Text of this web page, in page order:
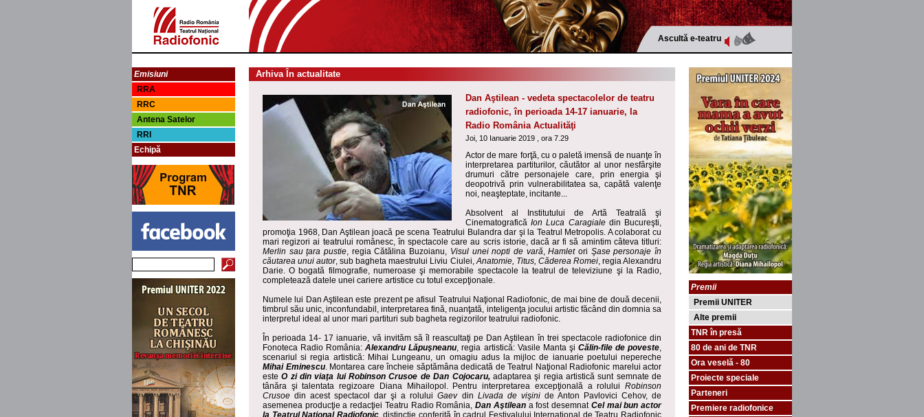
Ascultă e-teatru
Emisiuni
RRA
RRC
Antena Satelor
RRI
Echipă
Arhiva În actualitate
Dan Aştilean - vedeta spectacolelor de teatru
radiofonic, în perioada 14-17 ianuarie, la
Radio România Actualităţi
Joi, 10 Ianuarie 2019 , ora 7.29
Actor de mare forţă, cu o paletă imensă de nuanţe în
interpretarea partiturilor, căutător al unor nesfârşite
drumuri către personajele care, prin energia şi
deopotrivă prin vulnerabilitatea sa, capătă valenţe
noi, neaşteptate, incitante...
Absolvent al Institutului de Artă Teatrală şi
CinematograficăIon Luca Caragiale din Bucureşti,
promoţia 1968, Dan Aştilean joacă pe scena Teatrului Bulandra dar şi la Teatrul Metropolis. A colaborat cu
mari regizori ai teatrului românesc, în spectacole care au scris istorie, dacă ar fi să amintim câteva titluri:
Merlin sau ţara pustie, regia Cătălina Buzoianu, Visul unei nopti de vară,Hamlet ori Şase personaje în
căutarea unui autor, sub bagheta maestrului Liviu Ciulei,Anatomie, Titus, Căderea Romei, regia Alexandru
Darie. O bogată filmografie, numeroase şi memorabile spectacole la teatrul de televiziune şi la Radio,
completează datele unei cariere artistice cu totul excepţionale.
Numele lui Dan Aştilean este prezent pe afisul Teatrului Naţional Radiofonic, de mai bine de două decenii,
timbrul său unic, inconfundabil, interpretarea fină, nuanţată, inteligenţa jocului artistic făcând din domnia sa
interpretul ideal al unor mari partituri sub bagheta regizorilor teatrului radiofonic.
În perioada 14- 17 ianuarie, vă invităm să îl reascultaţi pe Dan Aştilean în trei spectacole radiofonice din
Fonoteca Radio România:Alexandru Lăpuşneanu, regia artistică: Vasile Manta şi Călin-file de poveste,
scenariul si regia artistică: Mihai Lungeanu, un omagiu adus la mijloc de ianuarie poetului nepereche
Mihai Eminescu. Montarea care încheie săptămâna dedicată de Teatrul Naţional Radiofonic marelui actor
esteO zi din viaţa lui Robinson Crusoe de Dan Cojocaru,adaptarea şi regia artistică sunt semnate de
tânăra şi talentata regizoare Diana Mihailopol. Pentru interpretarea excepţională a rolului Robinson
Crusoe din acest spectacol dar şi a roluluiGaevdin Livada de vişinide Anton Pavlovici Cehov, de
asemenea producţie a redacţiei Teatru Radio România,Dan Aştileana fost desemnat Cel mai bun actor
la Teatrul Naţional Radiofonic, distincţie conferită în cadrul Festivalului Internaţional de Teatru Radiofonic
Premii
Premii UNITER
Alte premii
TNR în presă
80 de ani de TNR
Ora veselă - 80
Proiecte speciale
Parteneri
Premiere radiofonice